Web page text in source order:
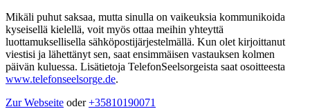
Mikäli puhut saksaa, mutta sinulla on vaikeuksia kommunikoida
kyseisellä kielellä, voit myös ottaa meihin yhteyttä
luottamuksellisella sähköpostijärjestelmällä. Kun olet kirjoittanut
viestisi ja lähettänyt sen, saat ensimmäisen vastauksen kolmen
päivän kuluessa. Lisätietoja TelefonSeelsorgeista saat osoitteesta
www.telefonseelsorge.de.
Zur Webseite oder +35810190071